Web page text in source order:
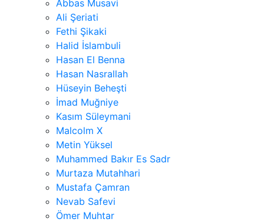
Abbas Musavi
Ali Şeriati
Fethi Şikaki
Halid İslambuli
Hasan El Benna
Hasan Nasrallah
Hüseyin Beheşti
İmad Muğniye
Kasım Süleymani
Malcolm X
Metin Yüksel
Muhammed Bakır Es Sadr
Murtaza Mutahhari
Mustafa Çamran
Nevab Safevi
Ömer Muhtar